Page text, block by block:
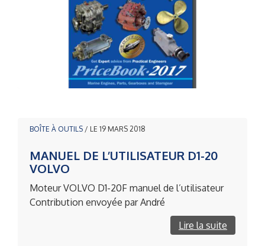
BOÎTE À OUTILS / LE 19 MARS 2018
MANUEL DE L’UTILISATEUR D1-20
VOLVO
Moteur VOLVO D1-20F manuel de l’utilisateur
Contribution envoyée par André
Lire la suite